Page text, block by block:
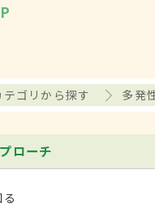
ゴリから探す 多発
ローチ